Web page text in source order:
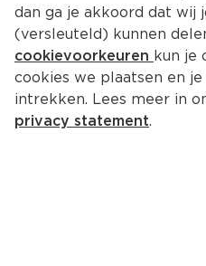
dan ga je akkoord dat wij
(versleuteld) kunnen
cookievoorkeuren kun je
cookies we plaatsen en
intrekken. Lees meer in
privacy statement.